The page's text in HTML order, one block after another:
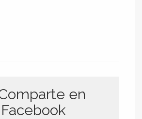
en
Facebook